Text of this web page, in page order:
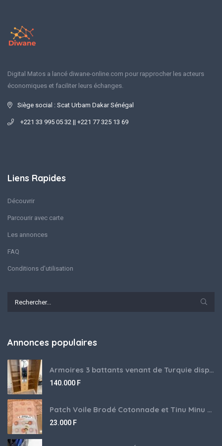
Digital Matos a lancé diwane-online.com pour rapprocher les acteurs
économiques et faciliter leurs échanges.
Siège social : Scat Urbam Dakar Sénégal
+221 33 995 05 32 || +221 77 325 13 69
Liens Rapides
Découvrir
Parcourir avec carte
Les annonces
FAQ
Conditions d’utilisation
Annonces populaires
Armoires 3 battants venant de Turquie disponibles
140.000 F
Patch Voile Brodé Cotonnade et Tinu Minu de l’Inde ???????? ????
23.000 F